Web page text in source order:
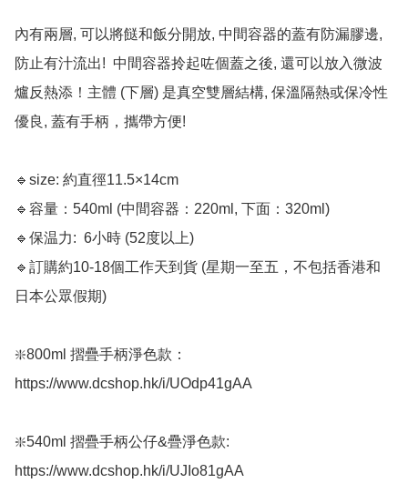
內有兩層, 可以將餸和飯分開放, 中間容器的蓋有防漏膠邊,
防止有汁流出!  中間容器拎起咗個蓋之後, 還可以放入微波
爐反熱添！主體 (下層) 是真空雙層結構, 保溫隔熱或保冷性
優良, 蓋有手柄，攜帶方便!
🔹size: 約直徑11.5×14cm
🔹容量：540ml (中間容器：220ml, 下面：320ml)
🔹保温力:  6小時 (52度以上)
🔹訂購約10-18個工作天到貨 (星期一至五，不包括香港和
日本公眾假期) ﻿
❇️800ml 摺疊手柄淨色款：
https://www.dcshop.hk/i/UOdp41gAA
❇️540ml 摺疊手柄公仔&疊淨色款:
https://www.dcshop.hk/i/UJIo81gAA